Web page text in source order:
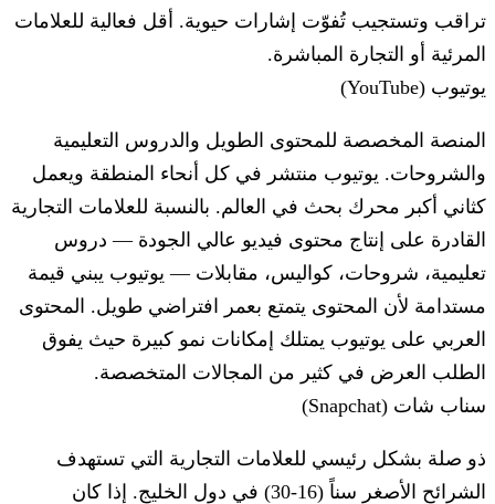
تراقب وتستجيب تُفوّت إشارات حيوية. أقل فعالية للعلامات
المرئية أو التجارة المباشرة.
يوتيوب (YouTube)
المنصة المخصصة للمحتوى الطويل والدروس التعليمية
والشروحات. يوتيوب منتشر في كل أنحاء المنطقة ويعمل
كثاني أكبر محرك بحث في العالم. بالنسبة للعلامات التجارية
القادرة على إنتاج محتوى فيديو عالي الجودة — دروس
تعليمية، شروحات، كواليس، مقابلات — يوتيوب يبني قيمة
مستدامة لأن المحتوى يتمتع بعمر افتراضي طويل. المحتوى
العربي على يوتيوب يمتلك إمكانات نمو كبيرة حيث يفوق
الطلب العرض في كثير من المجالات المتخصصة.
سناب شات (Snapchat)
ذو صلة بشكل رئيسي للعلامات التجارية التي تستهدف
الشرائح الأصغر سناً (16-30) في دول الخليج. إذا كان